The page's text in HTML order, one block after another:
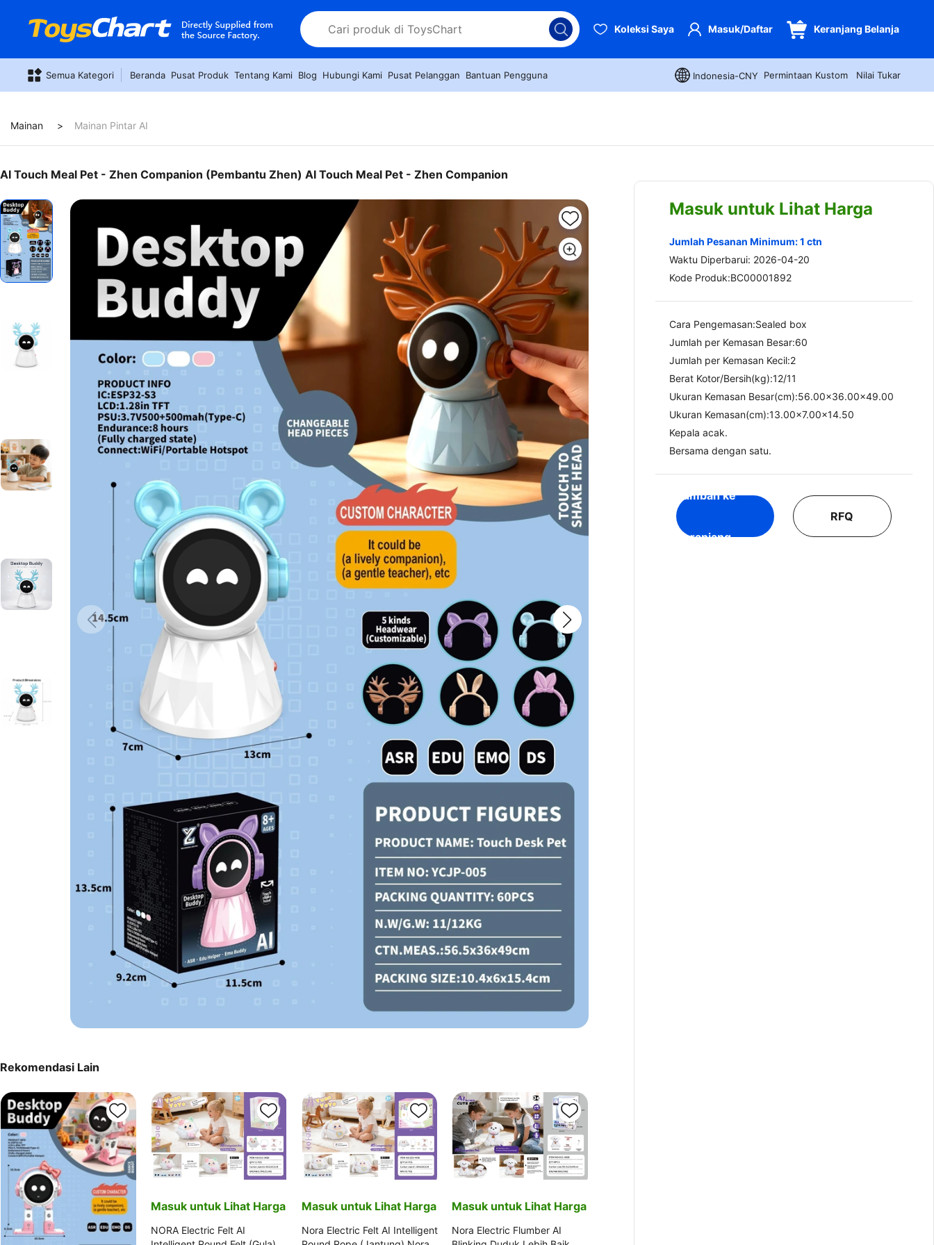
Koleksi Saya Masuk/Daftar Keranjang Belanja
Semua Kategori Beranda Pusat Produk Tentang Kami Blog Hubungi Kami Pusat Pelanggan Bantuan Pengguna Indonesia-CNY Permintaan Kustom Nilai Tukar
Mainan Mainan Pintar AI
AI Touch Meal Pet - Zhen Companion (Pembantu Zhen) AI Touch Meal Pet - Zhen Companion
Rekomendasi Lain
Masuk untuk Lihat Harga
NORA Electric Felt AI
Masuk untuk Lihat Harga
Nora Electric Felt AI Intelligent
Masuk untuk Lihat Harga
Nora Electric Flumber AI
Masuk untuk Lihat Harga
Jumlah Pesanan Minimum: 1 ctn
Waktu Diperbarui: 2026-04-20
Kode Produk:BC00001892
Cara Pengemasan:Sealed box
Jumlah per Kemasan Besar:60
Jumlah per Kemasan Kecil:2
Berat Kotor/Bersih(kg):12/11​
Ukuran Kemasan Besar(cm):56.00x36.00x49.00
Ukuran Kemasan(cm):13.00x7.00x14.50
Kepala acak.
Bersama dengan satu.
Tambah ke
Keranjang
RFQ